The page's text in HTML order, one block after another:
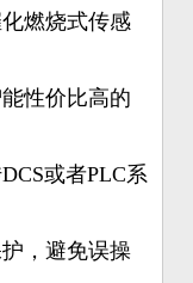
燃烧式传感
性价比高的
或者PLC系
，避免误操